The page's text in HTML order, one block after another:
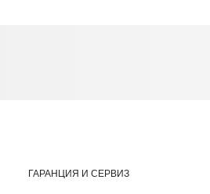
ГАРАНЦИЯ И СЕРВИЗ